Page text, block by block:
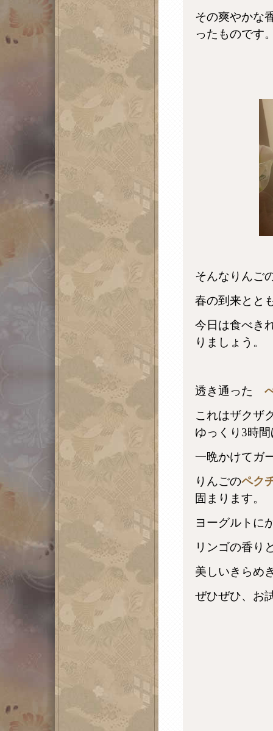
その爽やかな
ったものです
そんなりんご
春の到来とと
今日は食べき
りましょう。
透き通った
これはザクザ
ゆっくり3時
一晩かけてガ
りんごのペク
固まります。
ヨーグルトに
リンゴの香り
美しいきらめ
ぜひぜひ、お